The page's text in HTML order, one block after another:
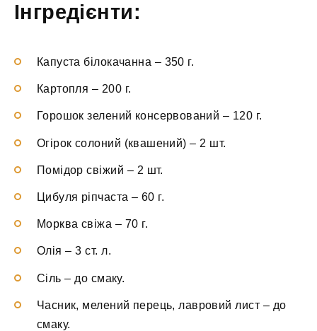
Інгредієнти:
Капуста білокачанна – 350 г.
Картопля – 200 г.
Горошок зелений консервований – 120 г.
Огірок солоний (квашений) – 2 шт.
Помідор свіжий – 2 шт.
Цибуля ріпчаста – 60 г.
Морква свіжа – 70 г.
Олія –3 ст. л.
Сіль – до смаку.
Часник, мелений перець, лавровий лист– до
смаку.